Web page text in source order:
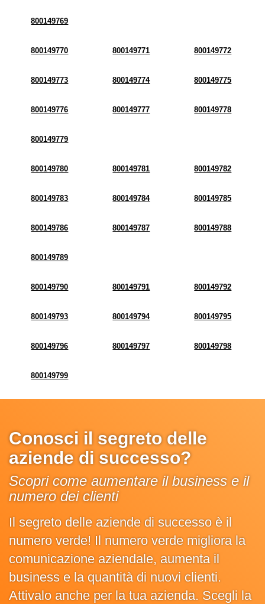
800149769
800149770 800149771 800149772
800149773 800149774 800149775
800149776 800149777 800149778
800149779
800149780 800149781 800149782
800149783 800149784 800149785
800149786 800149787 800149788
800149789
800149790 800149791 800149792
800149793 800149794 800149795
800149796 800149797 800149798
800149799
Conosci il segreto delle
aziende di successo?
Scopri come aumentare il business e il
numero dei clienti
Il segreto delle aziende di successo è il
numero verde! Il numero verde migliora la
comunicazione aziendale, aumenta il
business e la quantità di nuovi clienti.
Attivalo anche per la tua azienda. Scegli la